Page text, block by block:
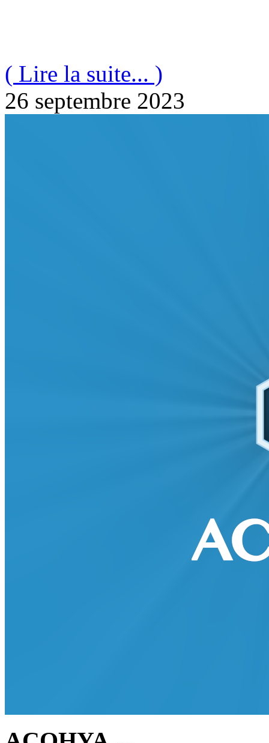
( Lire la suite... )
26 septembre 2023